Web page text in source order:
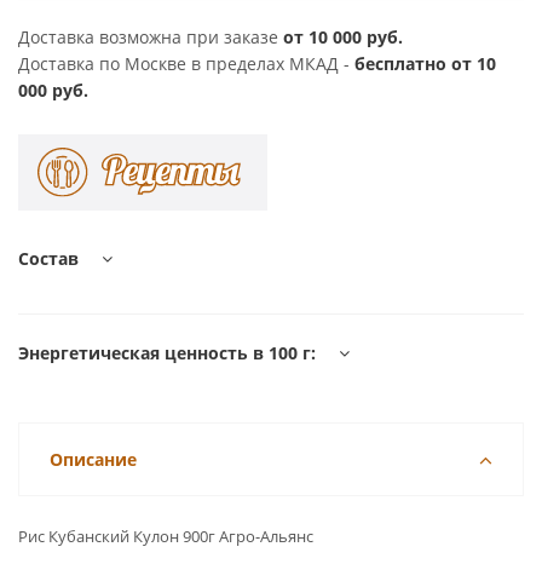
Доставка возможна при заказе от 10 000 руб.
Доставка по Москве в пределах МКАД - бесплатно от 10
000 руб.
Состав
Энергетическая ценность в 100 г:
Описание
Рис Кубанский Кулон 900г Агро-Альянс